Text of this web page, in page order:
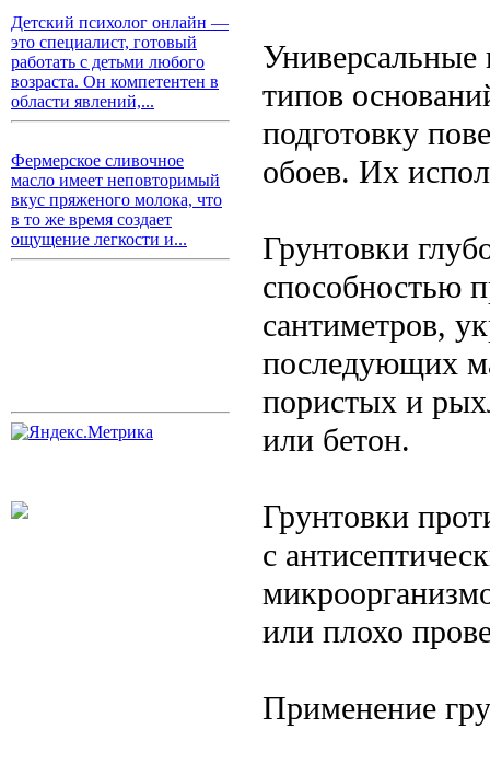
Детский психолог онлайн —
это специалист, готовый
работать с детьми любого
возраста. Он компетентен в
области явлений,...
Фермерское сливочное
масло имеет неповторимый
вкус пряженого молока, что
в то же время создает
ощущение легкости и...
Универсальные
типов
подготовку
обоев. Их
Грунтовки
способностью
сантиметров,
последующих
пористых и
или бетон.
Грунтовки
с
или плохо
Применение